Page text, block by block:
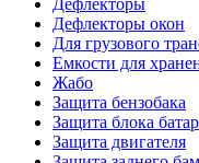
Дефлекторы
Дефлекторы окон
Для грузового
Емкости для
Жабо
Защита бензобака
Защита блока
Защита двигателя